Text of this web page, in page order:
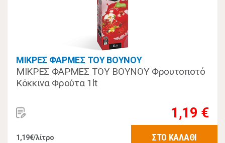
ΜΙΚΡΕΣ ΦΑΡΜΕΣ ΤΟΥ ΒΟΥΝΟΥ
ΜΙΚΡΕΣ ΦΑΡΜΕΣ ΤΟΥ ΒΟΥΝΟΥ Φρουτοποτό
Κόκκινα Φρούτα 1lt
1,19 €
1,19€/λίτρο ΣΤΟ ΚΑΛΑΘΙ